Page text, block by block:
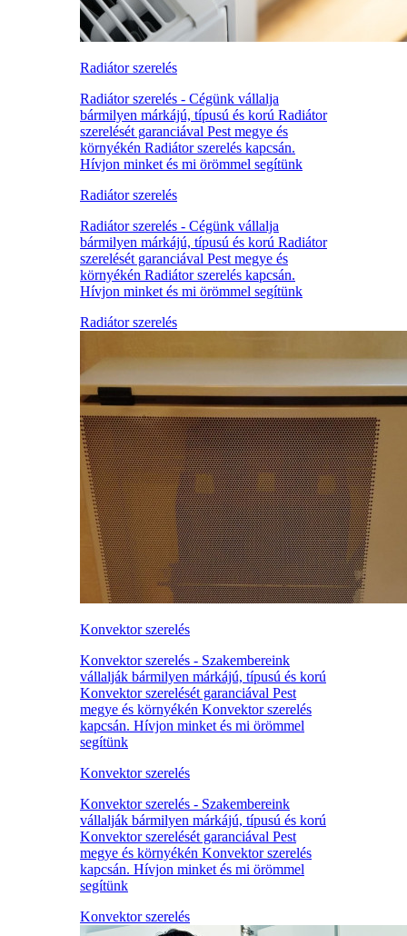
Radiátor szerelés
Radiátor szerelés - Cégünk vállalja
bármilyen márkájú, típusú és korú Radiátor
szerelését garanciával Pest megye és
környékén Radiátor szerelés kapcsán.
Hívjon minket és mi örömmel segítünk
Radiátor szerelés
Radiátor szerelés - Cégünk vállalja
bármilyen márkájú, típusú és korú Radiátor
szerelését garanciával Pest megye és
környékén Radiátor szerelés kapcsán.
Hívjon minket és mi örömmel segítünk
Radiátor szerelés
Konvektor szerelés
Konvektor szerelés - Szakembereink
vállalják bármilyen márkájú, típusú és korú
Konvektor szerelését garanciával Pest
megye és környékén Konvektor szerelés
kapcsán. Hívjon minket és mi örömmel
segítünk
Konvektor szerelés
Konvektor szerelés - Szakembereink
vállalják bármilyen márkájú, típusú és korú
Konvektor szerelését garanciával Pest
megye és környékén Konvektor szerelés
kapcsán. Hívjon minket és mi örömmel
segítünk
Konvektor szerelés